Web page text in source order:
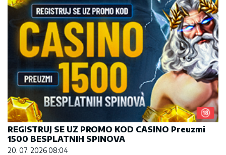
REGISTRUJ SE UZ PROMO KOD CASINO Preuzmi
1500 BESPLATNIH SPINOVA
20. 07. 2026 08:04